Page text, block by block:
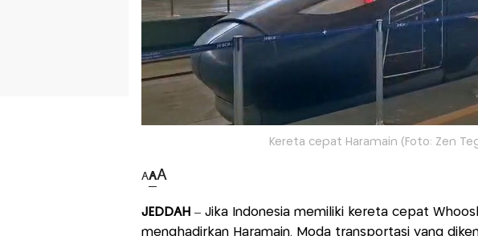
Kereta cepat Haramain (Foto: Zen
AAA
JEDDAH – Jika Indonesia memiliki kereta cepat
menghadirkan Haramain. Moda transportasi yang